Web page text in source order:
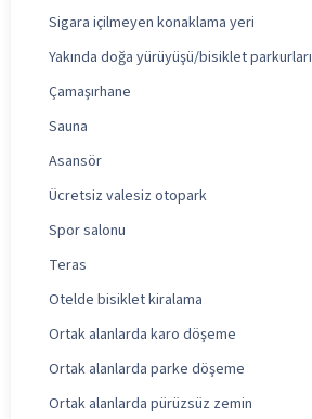
Sigara içilmeyen konaklama yeri
Yakında doğa yürüyüşü/bisiklet parkurları
Çamaşırhane
Sauna
Asansör
Ücretsiz valesiz otopark
Spor salonu
Teras
Otelde bisiklet kiralama
Ortak alanlarda karo döşeme
Ortak alanlarda parke döşeme
Ortak alanlarda pürüzsüz zemin